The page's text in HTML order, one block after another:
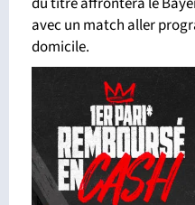
avec un match aller
domicile.